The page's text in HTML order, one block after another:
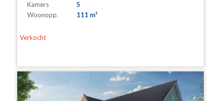
Kamers
5
Woonopp.
111 m²
Verkocht